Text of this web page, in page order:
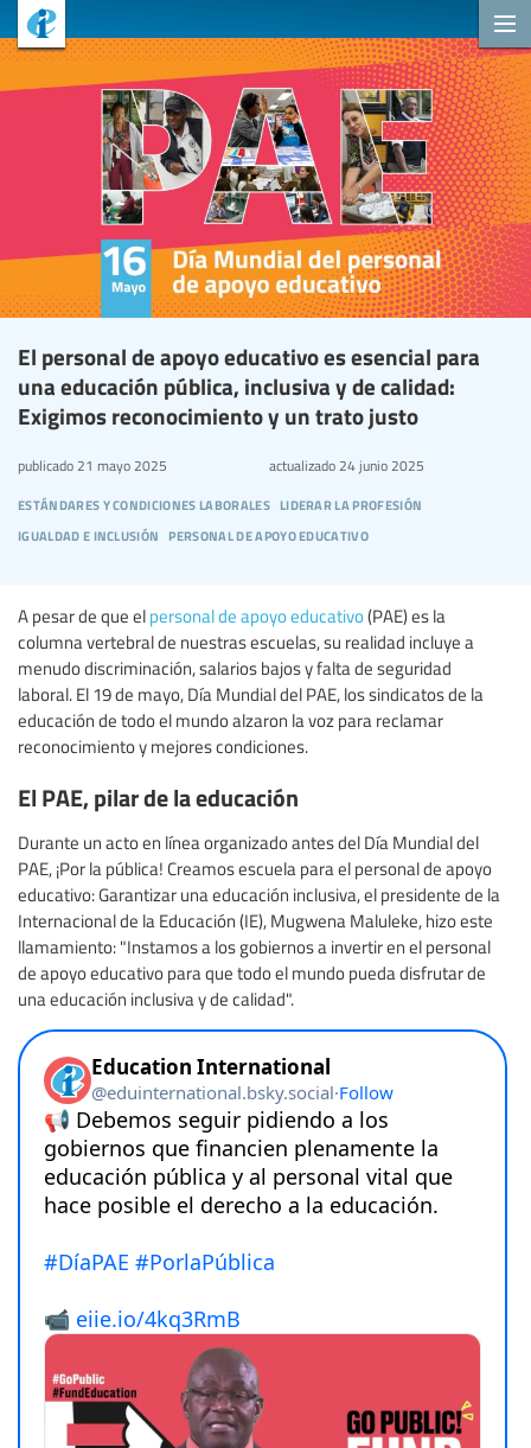
El personal de apoyo educativo es esencial para
una educación pública, inclusiva y de calidad:
Exigimos reconocimiento y un trato justo
estándares y condiciones laborales liderar la profesión
igualdad e inclusión personal de apoyo educativo
publicado 21 mayo 2025 actualizado24 junio 2025
A pesar de que el personal de apoyo educativo(PAE) es la
columna vertebral de nuestras escuelas, su realidad incluye a
menudo discriminación, salarios bajos y falta de seguridad
laboral. El 19 de mayo, Día Mundial del PAE, los sindicatos de la
educación de todo el mundo alzaron la voz para reclamar
reconocimiento y mejores condiciones.
El PAE, pilar de la educación
Durante un acto en línea organizado antes del Día Mundial del
PAE, ¡Por la pública! Creamos escuela para el personal de apoyo
educativo: Garantizar una educación inclusiva, el presidente de la
Internacional de la Educación (IE), Mugwena Maluleke, hizo este
llamamiento: "Instamos a los gobiernos a invertir en el personal
de apoyo educativo para que todo el mundo pueda disfrutar de
una educación inclusiva y de calidad".